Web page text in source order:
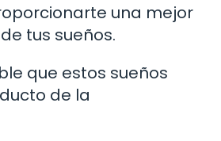
una mejor
tus sueños.
que estos sueños
de la